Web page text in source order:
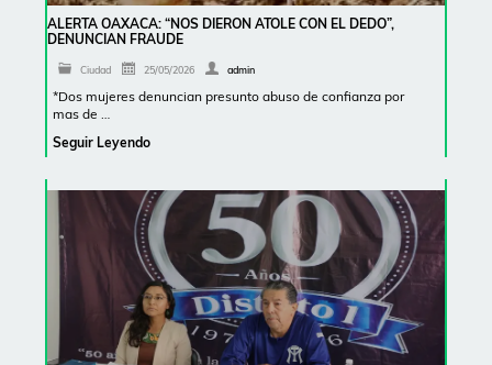
ALERTA OAXACA: “NOS DIERON ATOLE CON EL DEDO”,
DENUNCIAN FRAUDE
Ciudad 25/05/2026 admin
*Dos mujeres denuncian presunto abuso de confianza por
mas de …
Seguir Leyendo